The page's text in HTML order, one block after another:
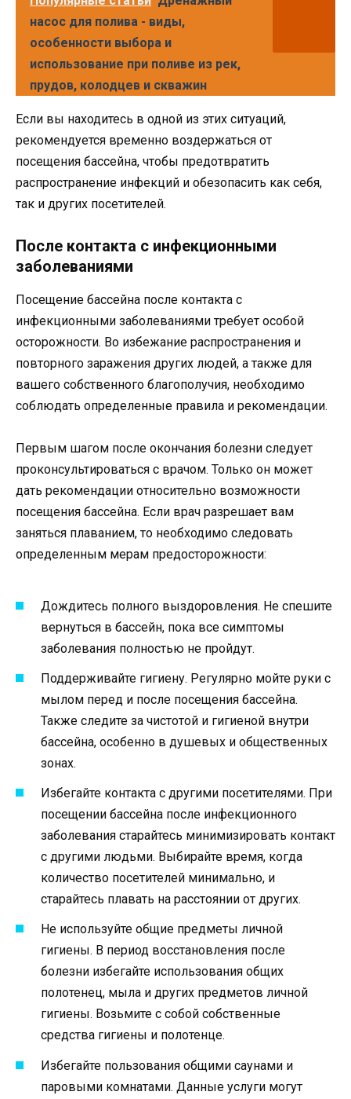
насос для полива - виды,
особенности выбора и
использование при поливе из рек,
прудов, колодцев и скважин
Если вы находитесь в одной из этих ситуаций,
рекомендуется временно воздержаться от
посещения бассейна, чтобы предотвратить
распространение инфекций и обезопасить как себя,
так и других посетителей.
После контакта с инфекционными
заболеваниями
Посещение бассейна после контакта с
инфекционными заболеваниями требует особой
осторожности. Во избежание распространения и
повторного заражения других людей, а также для
вашего собственного благополучия, необходимо
соблюдать определенные правила и рекомендации.
Первым шагом после окончания болезни следует
проконсультироваться с врачом. Только он может
дать рекомендации относительно возможности
посещения бассейна. Если врач разрешает вам
заняться плаванием, то необходимо следовать
определенным мерам предосторожности:
Дождитесь полного выздоровления. Не спешите
вернуться в бассейн, пока все симптомы
заболевания полностью не пройдут.
Поддерживайте гигиену. Регулярно мойте руки с
мылом перед и после посещения бассейна.
Также следите за чистотой и гигиеной внутри
бассейна, особенно в душевых и общественных
зонах.
Избегайте контакта с другими посетителями. При
посещении бассейна после инфекционного
заболевания старайтесь минимизировать контакт
с другими людьми. Выбирайте время, когда
количество посетителей минимально, и
старайтесь плавать на расстоянии от других.
Не используйте общие предметы личной
гигиены. В период восстановления после
болезни избегайте использования общих
полотенец, мыла и других предметов личной
гигиены. Возьмите с собой собственные
средства гигиены и полотенце.
Избегайте пользования общими саунами и
паровыми комнатами. Данные услуги могут